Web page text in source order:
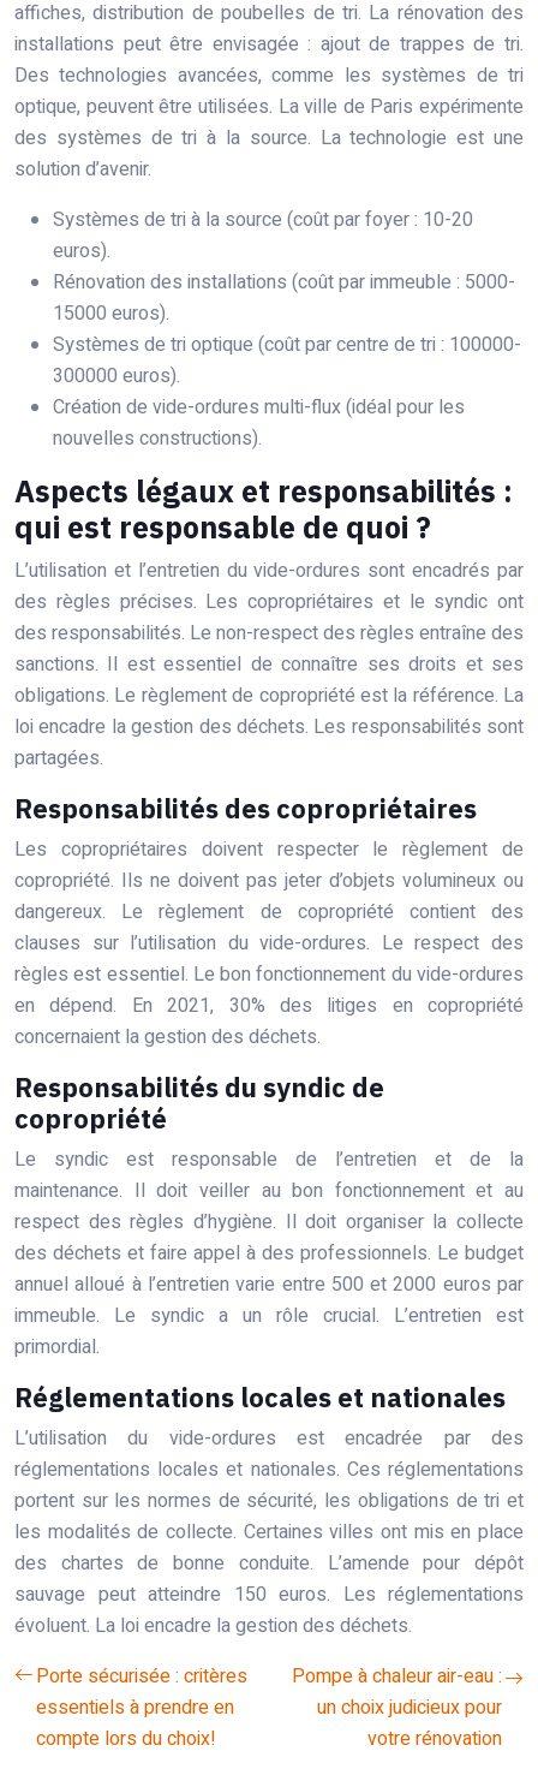
affiches, distribution de poubelles de tri. La rénovation des
installations peut être envisagée : ajout de trappes de tri.
Des technologies avancées, comme les systèmes de tri
optique, peuvent être utilisées. La ville de Paris expérimente
des systèmes de tri à la source. La technologie est une
solution d’avenir.
Systèmes de tri à la source (coût par foyer : 10-20
euros).
Rénovation des installations (coût par immeuble : 5000-
15000 euros).
Systèmes de tri optique (coût par centre de tri : 100000-
300000 euros).
Création de vide-ordures multi-flux (idéal pour les
nouvelles constructions).
Aspects légaux et responsabilités :
qui est responsable de quoi ?
L’utilisation et l’entretien du vide-ordures sont encadrés par
des règles précises. Les copropriétaires et le syndic ont
des responsabilités. Le non-respect des règles entraîne des
sanctions. Il est essentiel de connaître ses droits et ses
obligations. Le règlement de copropriété est la référence. La
loi encadre la gestion des déchets. Les responsabilités sont
partagées.
Responsabilités des copropriétaires
Les copropriétaires doivent respecter le règlement de
copropriété. Ils ne doivent pas jeter d’objets volumineux ou
dangereux. Le règlement de copropriété contient des
clauses sur l’utilisation du vide-ordures. Le respect des
règles est essentiel. Le bon fonctionnement du vide-ordures
en dépend. En 2021, 30% des litiges en copropriété
concernaient la gestion des déchets.
Responsabilités du syndic de
copropriété
Le syndic est responsable de l’entretien et de la
maintenance. Il doit veiller au bon fonctionnement et au
respect des règles d’hygiène. Il doit organiser la collecte
des déchets et faire appel à des professionnels. Le budget
annuel alloué à l’entretien varie entre 500 et 2000 euros par
immeuble. Le syndic a un rôle crucial. L’entretien est
primordial.
Réglementations locales et nationales
L’utilisation du vide-ordures est encadrée par des
réglementations locales et nationales. Ces réglementations
portent sur les normes de sécurité, les obligations de tri et
les modalités de collecte. Certaines villes ont mis en place
des chartes de bonne conduite. L’amende pour dépôt
sauvage peut atteindre 150 euros. Les réglementations
évoluent. La loi encadre la gestion des déchets.
Porte sécurisée : critères
essentiels à prendre en
compte lors du choix!
Pompe à chaleur air-eau :
un choix judicieux pour
votre rénovation